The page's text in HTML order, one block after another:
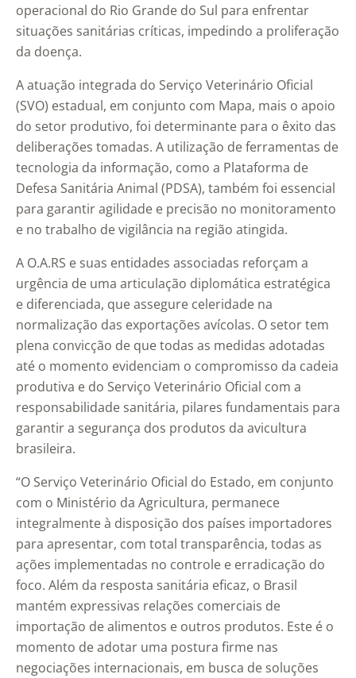
operacional do Rio Grande do Sul para enfrentar
situações sanitárias críticas, impedindo a proliferação
da doença.
A atuação integrada do Serviço Veterinário Oficial
(SVO) estadual, em conjunto com Mapa, mais o apoio
do setor produtivo, foi determinante para o êxito das
deliberações tomadas. A utilização de ferramentas de
tecnologia da informação, como a Plataforma de
Defesa Sanitária Animal (PDSA), também foi essencial
para garantir agilidade e precisão no monitoramento
e no trabalho de vigilância na região atingida.
A O.A.RS e suas entidades associadas reforçam a
urgência de uma articulação diplomática estratégica
e diferenciada, que assegure celeridade na
normalização das exportações avícolas. O setor tem
plena convicção de que todas as medidas adotadas
até o momento evidenciam o compromisso da cadeia
produtiva e do Serviço Veterinário Oficial com a
responsabilidade sanitária, pilares fundamentais para
garantir a segurança dos produtos da avicultura
brasileira.
“O Serviço Veterinário Oficial do Estado, em conjunto
com o Ministério da Agricultura, permanece
integralmente à disposição dos países importadores
para apresentar, com total transparência, todas as
ações implementadas no controle e erradicação do
foco. Além da resposta sanitária eficaz, o Brasil
mantém expressivas relações comerciais de
importação de alimentos e outros produtos. Este é o
momento de adotar uma postura firme nas
negociações internacionais, em busca de soluções